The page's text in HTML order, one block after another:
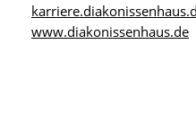
www.diakonissenhaus.de